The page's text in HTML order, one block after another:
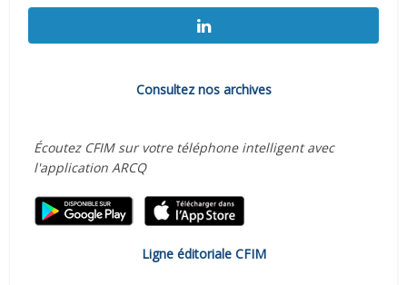
Consultez nos archives
Écoutez CFIM sur votre téléphone intelligent avec
l'application ARCQ
Ligne éditoriale CFIM